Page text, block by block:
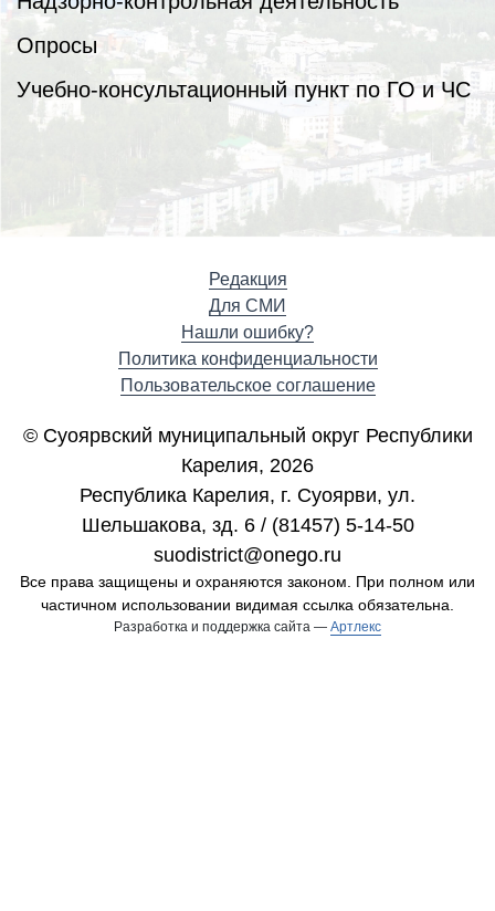
Опросы
Учебно-консультационный пункт по ГО и ЧС
Редакция
Для СМИ
Нашли ошибку?
Политика конфиденциальности
Пользовательское соглашение
© Суоярвский муниципальный округ Республики
Карелия, 2026
Республика Карелия, г. Cуоярви, ул.
Шельшакова, зд. 6 / (81457) 5-14-50
suodistrict@onego.ru
Все права защищены и охраняются законом. При полном или
частичном использовании видимая ссылка обязательна.
Разработка и поддержка сайта — Артлекс